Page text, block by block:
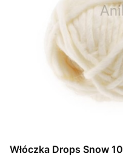
Włóczka Drops Snow